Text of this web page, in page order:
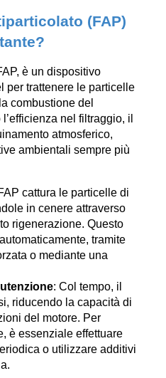
(FAP)
è un dispositivo
per trattenere le particelle
combustione del
nel filtraggio, il
atmosferico,
ambientali sempre più
cattura le particelle di
in cenere attraverso
rigenerazione. Questo
tramite
o mediante una
: Col tempo, il
riducendo la capacità di
del motore. Per
è essenziale effettuare
o utilizzare additivi